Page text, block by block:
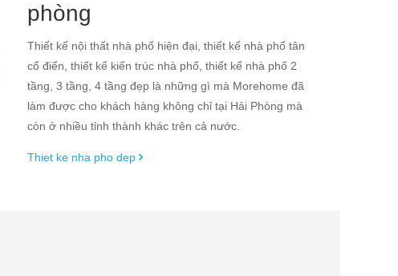
phòng
Thiết kế nội thất nhà phố hiện đại, thiết kế nhà phố tân
cổ điển, thiết kế kiến trúc nhà phố, thiết kế nhà phố 2
tầng, 3 tầng, 4 tầng đẹp là những gì mà Morehome đã
làm được cho khách hàng không chỉ tại Hải Phòng mà
còn ở nhiều tỉnh thành khác trên cả nước.
Thiet ke nha pho dep